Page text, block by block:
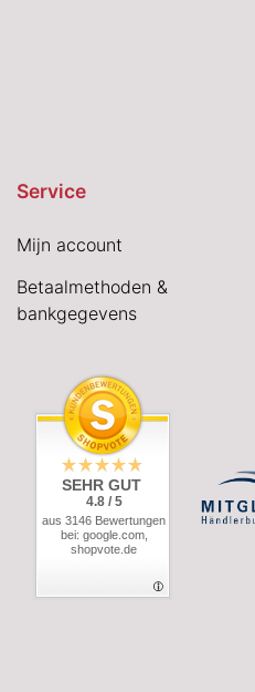
Service
Mijn account
Betaalmethoden &
bankgegevens
SEHR GUT
4.8 / 5
aus 3146 Bewertungen
bei: google.com,
shopvote.de